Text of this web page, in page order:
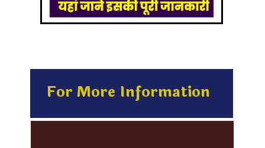
For More Information